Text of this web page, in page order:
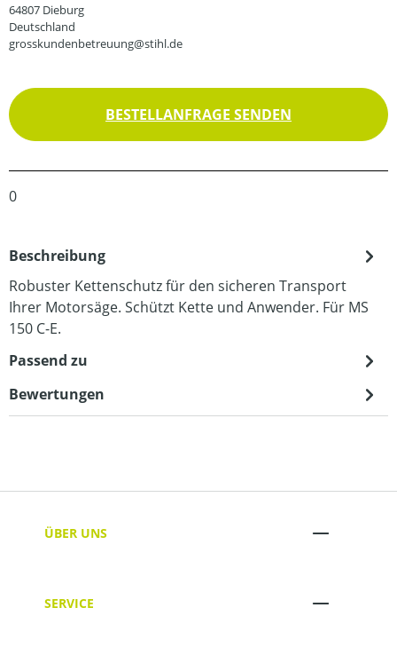
64807 Dieburg
Deutschland
grosskundenbetreuung@stihl.de
BESTELLANFRAGE SENDEN
0
Beschreibung
Robuster Kettenschutz für den sicheren Transport
Ihrer Motorsäge. Schützt Kette und Anwender. Für MS
150 C-E.
Passend zu
Bewertungen
ÜBER UNS
SERVICE